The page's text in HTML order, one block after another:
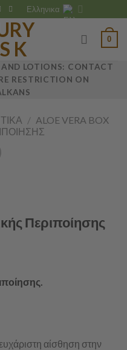
Ελληνικα
0
AND LOTIONS: CONTACT
RESTRICTION ON
/ ALOE VERA BOX
Περιποίησης
αίσθηση στην